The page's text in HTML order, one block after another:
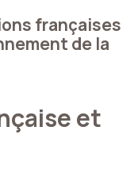
françaises
de la
et